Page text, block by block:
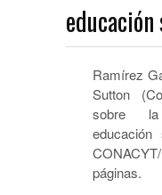
Ramírez
Sutton
sobre la
páginas.